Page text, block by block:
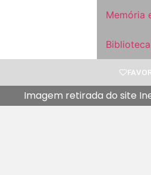
Memória
Imagem retirada do site